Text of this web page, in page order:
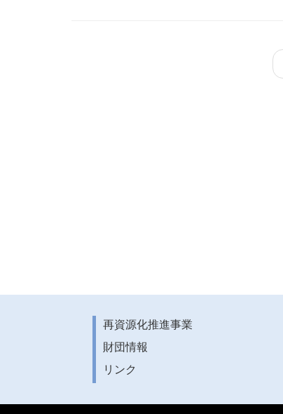
再資源化推進事業
財団情報
リンク